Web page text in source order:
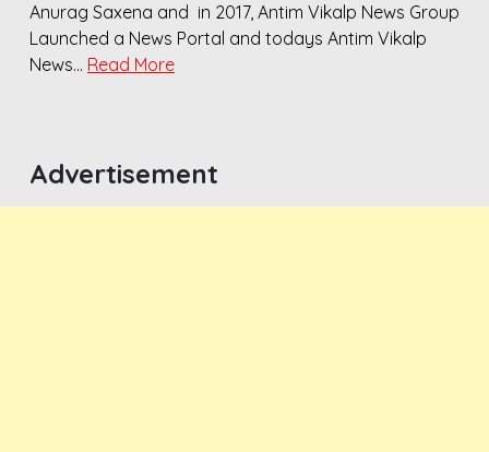
Anurag Saxena and in 2017, Antim Vikalp News Group
Launched a News Portal and todays Antim Vikalp
News… Read More
Advertisement